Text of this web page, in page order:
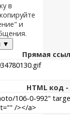
в
и
▼
Прямая
HTML код